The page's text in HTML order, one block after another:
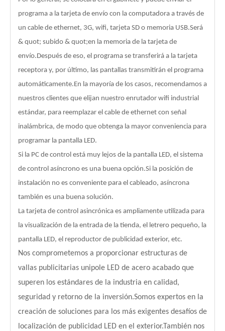
programa a la tarjeta de envío con la computadora a través de
un cable de ethernet, 3G, wifi, tarjeta SD o memoria USB.Será
& quot; subido & quot;en la memoria de la tarjeta de
envío.Después de eso, el programa se transferirá a la tarjeta
receptora y, por último, las pantallas transmitirán el programa
automáticamente.En la mayoría de los casos, recomendamos a
nuestros clientes que elijan nuestro enrutador wifi industrial
estándar, para reemplazar el cable de ethernet con señal
inalámbrica, de modo que obtenga la mayor conveniencia para
programar la pantalla LED.
Si la PC de control está muy lejos de la pantalla LED, el sistema
de control asíncrono es una buena opción.Si la posición de
instalación no es conveniente para el cableado, asíncrona
también es una buena solución.
La tarjeta de control asincrónica es ampliamente utilizada para
la visualización de la entrada de la tienda, el letrero pequeño, la
pantalla LED, el reproductor de publicidad exterior, etc.
Nos comprometemos a proporcionar estructuras de
vallas publicitarias unipole LED de acero acabado que
superen los estándares de la industria en calidad,
seguridad y retorno de la inversión.Somos expertos en la
creación de soluciones para los más exigentes desafíos de
localización de publicidad LED en el exterior.También nos